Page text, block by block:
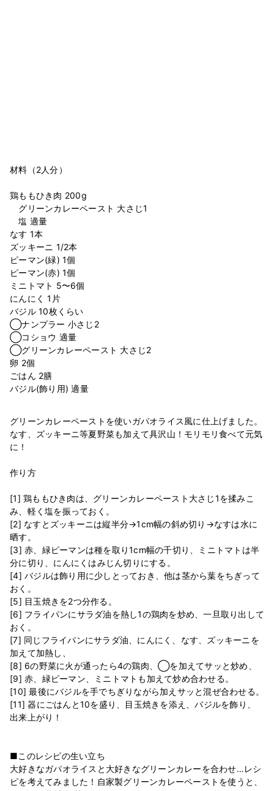
材料（2人分）
鶏ももひき肉 200g
グリーンカレーペースト 大さじ1
塩 適量
なす 1本
ズッキーニ 1/2本
ピーマン(緑) 1個
ピーマン(赤) 1個
ミニトマト 5〜6個
にんにく 1片
バジル 10枚くらい
◯ナンプラー 小さじ2
◯コショウ 適量
◯グリーンカレーペースト 大さじ2
卵 2個
ごはん 2膳
バジル(飾り用) 適量
グリーンカレーペーストを使いガパオライス風に仕上げました。
なす、ズッキーニ等夏野菜も加えて具沢山！モリモリ食べて元気
に！
作り方
[1] 鶏ももひき肉は、グリーンカレーペースト大さじ1を揉みこ
み、軽く塩を振っておく。
[2] なすとズッキーニは縦半分→1cm幅の斜め切り→なすは水に
晒す。
[3] 赤、緑ピーマンは種を取り1cm幅の千切り、ミニトマトは半
分に切り、にんにくはみじん切りにする。
[4] バジルは飾り用に少しとっておき、他は茎から葉をちぎって
おく。
[5] 目玉焼きを2つ分作る。
[6] フライパンにサラダ油を熱し1の鶏肉を炒め、一旦取り出して
おく。
[7] 同じフライパンにサラダ油、にんにく、なす、ズッキーニを
加えて加熱し、
[8] 6の野菜に火が通ったら4の鶏肉、◯を加えてサッと炒め、
[9] 赤、緑ピーマン、ミニトマトも加えて炒め合わせる。
[10] 最後にバジルを手でちぎりながら加えサッと混ぜ合わせる。
[11] 器にごはんと10を盛り、目玉焼きを添え、バジルを飾り、
出来上がり！
■このレシピの生い立ち
大好きなガパオライスと大好きなグリーンカレーを合わせ…レシ
ピを考えてみました！自家製グリーンカレーペーストを使うと、